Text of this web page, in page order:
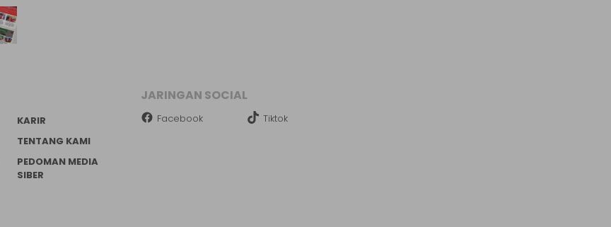
KARIR
TENTANG KAMI
PEDOMAN MEDIA
SIBER
JARINGAN SOCIAL
Facebook Tiktok